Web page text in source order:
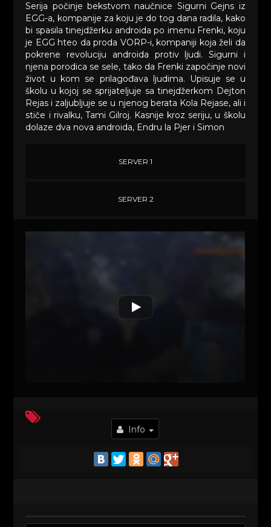
Serija počinje bekstvom naučnice Sigurni Gejns iz
EGG-a, kompanije za koju je do tog dana radila, kako
bi spasila tinejdžerku androida po imenu Frenki, koju
je EGG hteo da proda VORP-i, kompaniji koja želi da
pokrene revoluciju androida protiv ljudi. Sigurni i
njena porodica se sele, tako da Frenki započinje novi
život u kom se prilagođava ljudima. Upisuje se u
školu u kojoj se sprijateljuje sa tinejdžerkom Dejton
Rejas i zaljubljuje se u njenog berata Kola Rejase, ali i
stiče i rivalku, Tami Gilroj. Kasnije kroz seriju, u školu
dolaze dva nova androida, Endru la Pjer i Simon
SERVER 1
SERVER 2
Info